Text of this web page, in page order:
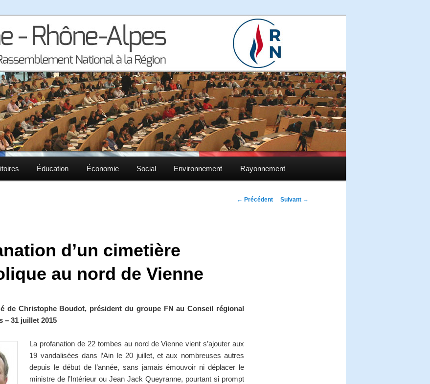
Alpes
Éducation Économie Social Environnement Rayonnement
Navigation des
← Précédent Suivant →
d’un cimetière
au nord de Vienne
de Christophe Boudot, président du groupe FN au Conseil régional
– 31 juillet 2015
La profanation de 22 tombes au nord de Vienne vient s’ajouter aux
19 vandalisées dans l’Ain le 20 juillet, et aux nombreuses autres
depuis le début de l’année, sans jamais émouvoir ni déplacer le
ministre de l’Intérieur ou Jean Jack Queyranne, pourtant si prompt